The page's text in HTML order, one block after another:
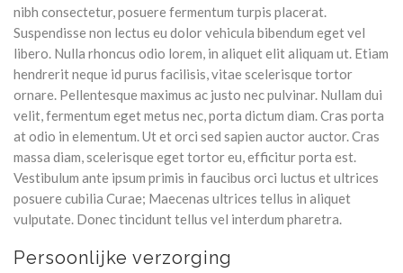
nibh consectetur, posuere fermentum turpis placerat.
Suspendisse non lectus eu dolor vehicula bibendum eget vel
libero. Nulla rhoncus odio lorem, in aliquet elit aliquam ut. Etiam
hendrerit neque id purus facilisis, vitae scelerisque tortor
ornare. Pellentesque maximus ac justo nec pulvinar. Nullam dui
velit, fermentum eget metus nec, porta dictum diam. Cras porta
at odio in elementum. Ut et orci sed sapien auctor auctor. Cras
massa diam, scelerisque eget tortor eu, efficitur porta est.
Vestibulum ante ipsum primis in faucibus orci luctus et ultrices
posuere cubilia Curae; Maecenas ultrices tellus in aliquet
vulputate. Donec tincidunt tellus vel interdum pharetra.
Persoonlijke verzorging